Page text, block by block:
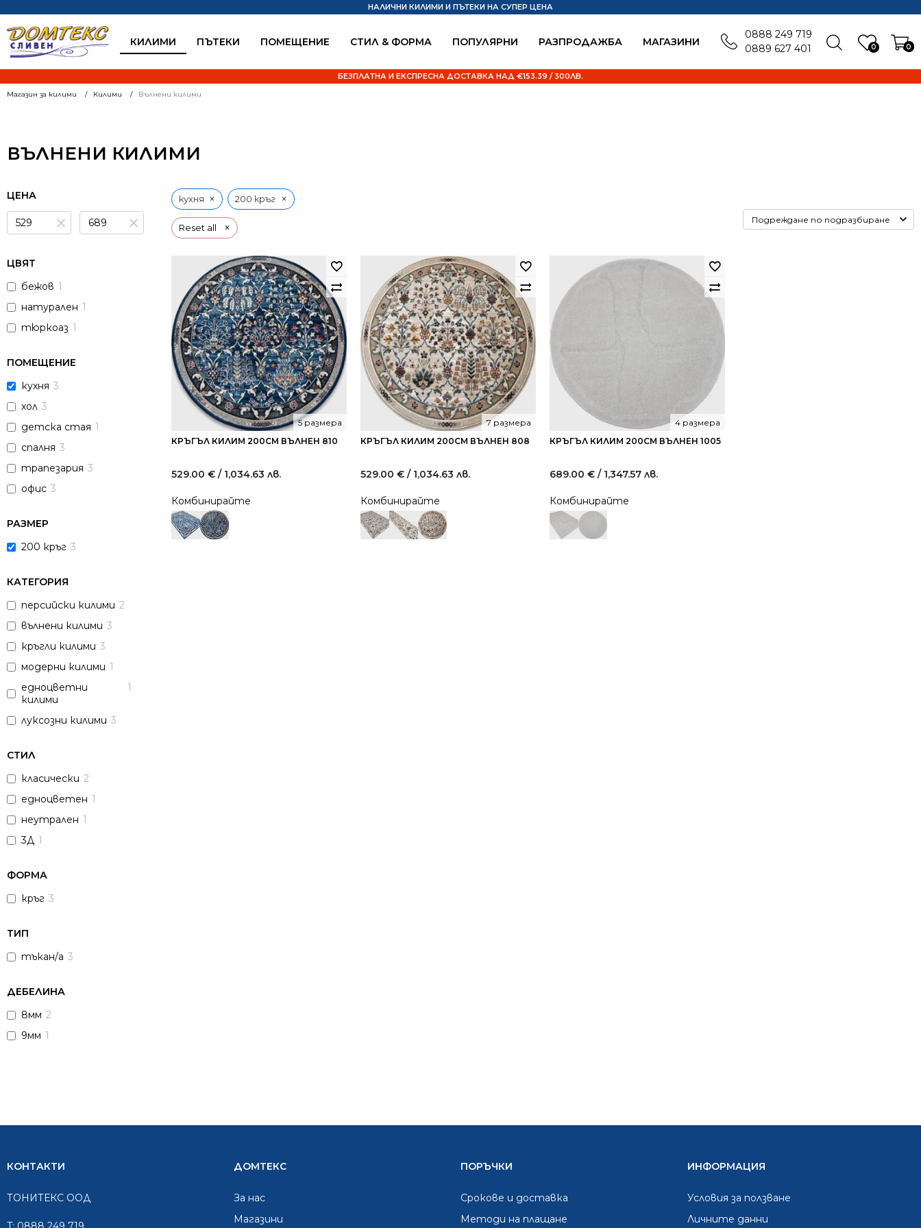
КИЛИМИ ПЪТЕКИ ПОМЕЩЕНИЕ СТИЛ & ФОРМА ПОПУЛЯРНИ РАЗПРОДАЖБА MАГАЗИНИ 0 0
НАЛИЧНИ КИЛИМИ И ПЪТЕКИ НА СУПЕР ЦЕНА
БЕЗПЛАТНА И ЕКСПРЕСНА ДОСТАВКА НАД €153.39 / 300ЛВ.
0888 249 719
0889 627 401
Магазин за килими Килими Вълнени килими
ВЪЛНЕНИ КИЛИМИ
ЦЕНА
× ×
ЦВЯТ
бежов 1
натурален 1
тюркоаз 1
ПОМЕЩЕНИЕ
кухня 3
хол 3
детска стая 1
спалня 3
трапезария 3
офис 3
РАЗМЕР
200 кръг 3
КАТЕГОРИЯ
персийски килими 2
вълнени килими 3
кръгли килими 3
модерни килими 1
едноцветни
килими
1
луксозни килими 3
СТИЛ
класически 2
едноцветен 1
неутрален 1
3Д 1
ФОРМА
кръг 3
ТИП
тъкан/а 3
ДЕБЕЛИНА
8мм 2
9мм 1
Reset all ×
кухня × 200 кръг ×
КРЪГЪЛ КИЛИМ 200СМ ВЪЛНЕН 810
5 размера
529.00 € / 1,034.63 лв.
Комбинирайте
КРЪГЪЛ КИЛИМ 200СМ ВЪЛНЕН 808
7 размера
529.00 € / 1,034.63 лв.
Комбинирайте
КРЪГЪЛ КИЛИМ 200СМ ВЪЛНЕН 1005
4 размера
689.00 € / 1,347.57 лв.
Комбинирайте
КОНТАКТИ
ТОНИТЕКС ООД
ДОМТЕКС
За нас
Mагазини
ПОРЪЧКИ
Срокове и доставка
Методи на плащане
ИНФОРМАЦИЯ
Условия за ползване
Личните данни